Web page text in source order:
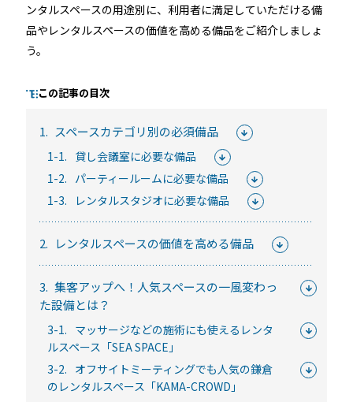
ンタルスペースの用途別に、利用者に満足していただける備
品やレンタルスペースの価値を高める備品をご紹介しましょ
う。
この記事の目次
1. スペースカテゴリ別の必須備品
1-1. 貸し会議室に必要な備品
1-2. パーティールームに必要な備品
1-3.
レンタルスタジオに必要な備品
2. レンタルスペースの価値を高める備品
3. 集客アップへ！人気スペースの一風変わっ
た設備とは？
3-1. マッサージなどの施術にも使えるレンタ
ルスペース「SEA SPACE」
3-2. オフサイトミーティングでも人気の鎌倉
のレンタルスペース「KAMA-CROWD」
寄せられた
介します
RemoteLOCKって何が
できるの？をご紹介します
業種別の活用
お客様の声
セミナー
RemoteLOCKの活用術や業界別の最新事例をご紹介など、不
定期で開催しています。
常時公開中
5分でわかる！RemoteLOCKの特徴と機能について
常時公開中
3分でわかる！RemoteLOCK機種の選び方動画
はじめての方におすすめの記事